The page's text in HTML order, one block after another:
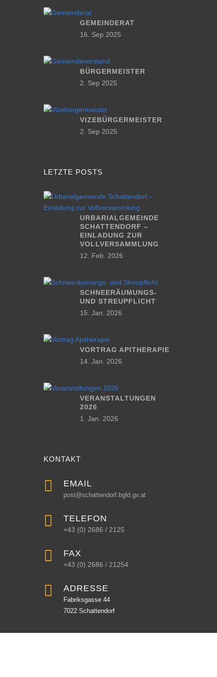
GEMEINDERAT
16. Sep 2025
BÜRGERMEISTER
2. Sep 2025
VIZEBÜRGERMEISTER
2. Sep 2025
LETZTE POSTS
URBARIALGEMEINDE
SCHATTENDORF –
EINLADUNG ZUR
VOLLVERSAMMLUNG
12. Feb. 2026
SCHNEERÄUMUNGS-
UND STREUPFLICHT
15. Jan. 2026
VORTRAG APITHERAPIE
14. Jan. 2026
VERANSTALTUNGEN
2026
1. Jan. 2026
KONTAKT
 EMAIL
post@schattendorf.bgld.gv.at
 TELEFON
+43 (0) 2686 / 2125
 FAX
+43 (0) 2686 / 21254
 ADRESSE
Fabriksgasse 44
7022 Schattendorf